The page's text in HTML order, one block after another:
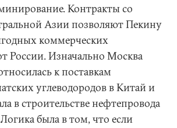
Контракты со
Азии позволяют Пекину
коммерческих
России. Изначально Москва
к поставкам
углеводородов в Китай и
в строительстве нефтепровода
была в том, что если